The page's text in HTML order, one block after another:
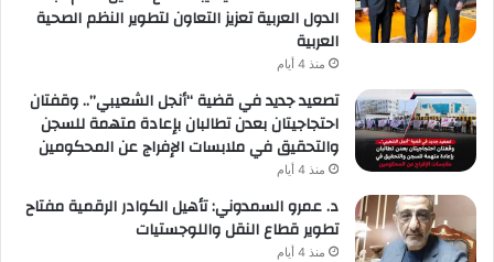
الدول العربية تعزيز التعاون لتطوير النظم الصحية
العربية
منذ 4 أيام
تصعيد جديد في قضية “أنجل الشعيبي”.. وقفتان
احتجاجيتان بعدن تطالبان بإعادة متهمة للسجن
والتحقيق في ملابسات الإفراج عن المحكومين
منذ 4 أيام
د. عمرو السمدوني: تأهيل الكوادر الرقمية مفتاح
تطوير قطاع النقل واللوجستيات
منذ 4 أيام